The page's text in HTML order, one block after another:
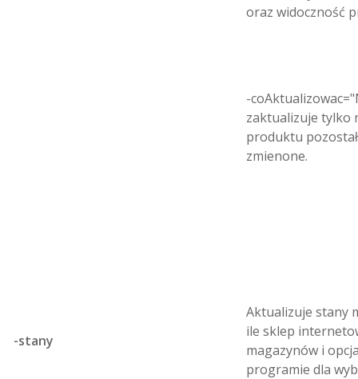
oraz widoczność
-
zaktualizuje tylko
produktu
zmienone.
-stany
Aktualizuje stany
ile sklep
magazynów i
programie dla